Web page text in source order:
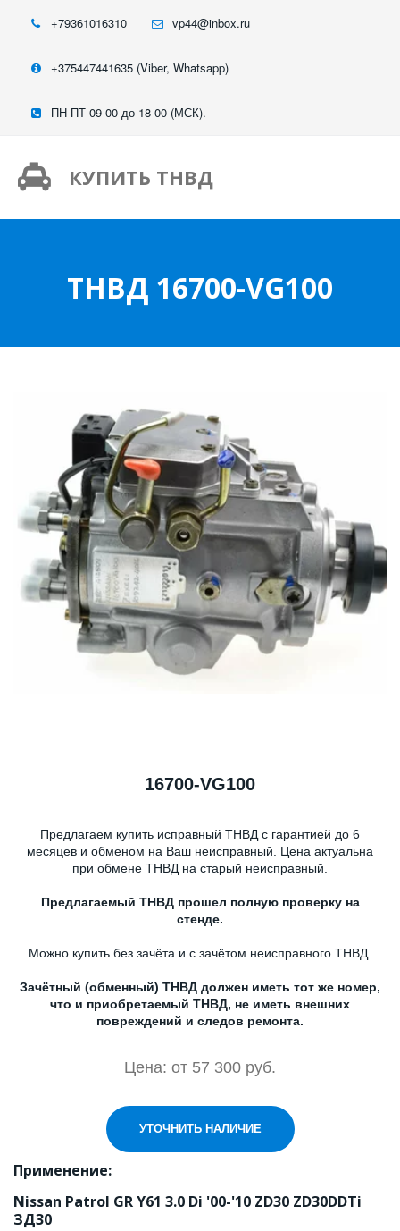
+79361016310 vp44@inbox.ru
+375447441635 (Viber, Whatsapp)
ПН-ПТ 09-00 до 18-00 (МСК).
КУПИТЬ ТНВД
ТНВД 16700-VG100
16700-VG100
Предлагаем купить исправный ТНВД с гарантией до 6
месяцев и обменом на Ваш неисправный. Цена актуальна
при обмене ТНВД на старый неисправный.
Предлагаемый ТНВД прошел полную проверку на
стенде.
Можно купить без зачёта и с зачётом неисправного ТНВД.
Зачётный (обменный) ТНВД должен иметь тот же номер,
что и приобретаемый ТНВД, не иметь внешних
повреждений и следов ремонта.
Цена: от 57 300 руб.
УТОЧНИТЬ НАЛИЧИЕ
Применение:
Nissan Patrol GR Y61 3.0 Di '00-'10 ZD30 ZD30DDTi
ЗД30